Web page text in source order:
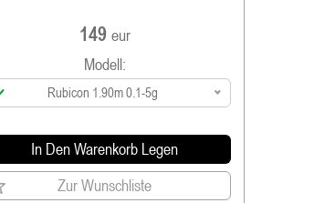
149 eur
Modell:
Rubicon 1.90m 0.1-5g
In Den Warenkorb Legen
Zur Wunschliste